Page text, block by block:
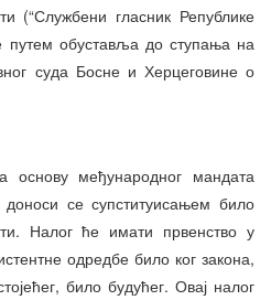
(“Службени гласник Републике
обуставља до ступања на
суда Босне и Херцеговине о
међународног мандата
доноси се супституисањем било
Налог ће имати првенство у
одредбе било ког закона,
било будућег. Овај налог